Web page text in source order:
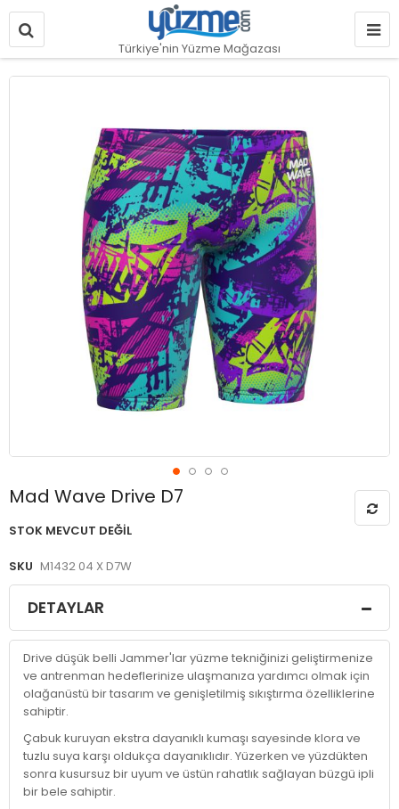
Türkiye'nin Yüzme Mağazası
Mad Wave Drive D7
STOK MEVCUT DEĞIL
SKU M1432 04 X D7W
Resim
Resim
başlangıcına
DETAYLAR
Drive düşük belli Jammer'lar yüzme tekniğinizi geliştirmenize
ve antrenman hedeflerinize ulaşmanıza yardımcı olmak için
olağanüstü bir tasarım ve genişletilmiş sıkıştırma özelliklerine
sahiptir.
Çabuk kuruyan ekstra dayanıklı kumaşı sayesinde klora ve
tuzlu suya karşı oldukça dayanıklıdır. Yüzerken ve yüzdükten
sonra kusursuz bir uyum ve üstün rahatlık sağlayan büzgü ipli
bir bele sahiptir.